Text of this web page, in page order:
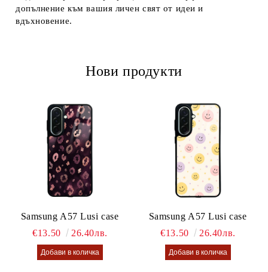
допълнение към вашия личен свят от идеи и
вдъхновение.
Нови продукти
Samsung A57 Lusi case
€13.50
26.40лв.
Samsung A57 Lusi case
€13.50
26.40лв.